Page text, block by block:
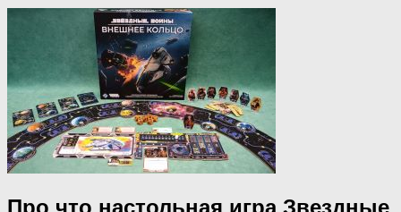
Про что настольная игра Звездные